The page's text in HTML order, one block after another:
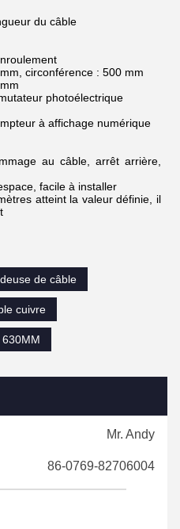
du câble
circonférence : 500 mm
photoélectrique
à affichage numérique
au câble, arrêt arrière,
facile à installer
atteint la valeur définie, il
de câble
cuivre
Mr. Andy
86-0769-82706004